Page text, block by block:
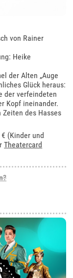
von Rainer
Heike
der Alten „Auge
Glück heraus:
der verfeindeten
Kopf ineinander.
des Hasses
(Kinder und
Theatercard